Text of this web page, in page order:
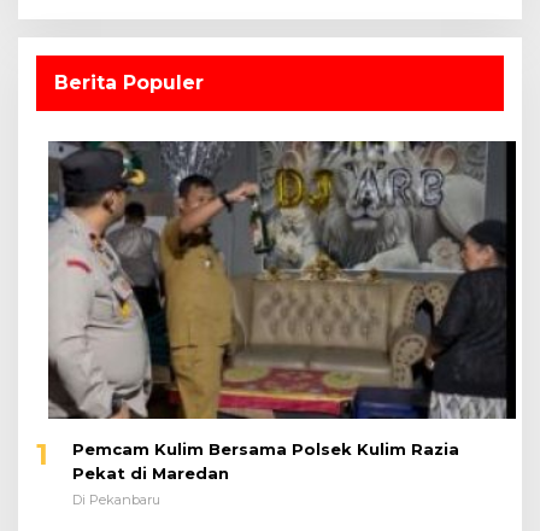
Berita Populer
1
Pemcam Kulim Bersama Polsek Kulim Razia
Pekat di Maredan
Di Pekanbaru